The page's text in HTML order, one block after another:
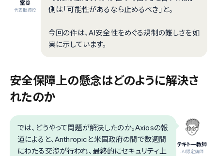
室谷
代表取締役
側は「可能性があるなら止めるべき」と。
今回の件は、AI安全性をめぐる規制の難しさを如
実に示しています。
安全保障上の懸念はどのように解決さ
れたのか
テキトー教師
.AI認定講師
では、どうやって問題が解決したのか。Axiosの報
道によると、Anthropicと米国政府の間で数週間
にわたる交渉が行われ、最終的にセキュリティ上